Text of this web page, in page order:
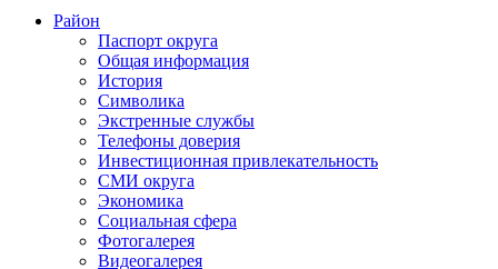
Район
Паспорт округа
Общая информация
История
Символика
Экстренные службы
Телефоны доверия
Инвестиционная привлекательность
СМИ округа
Экономика
Социальная сфера
Фотогалерея
Видеогалерея